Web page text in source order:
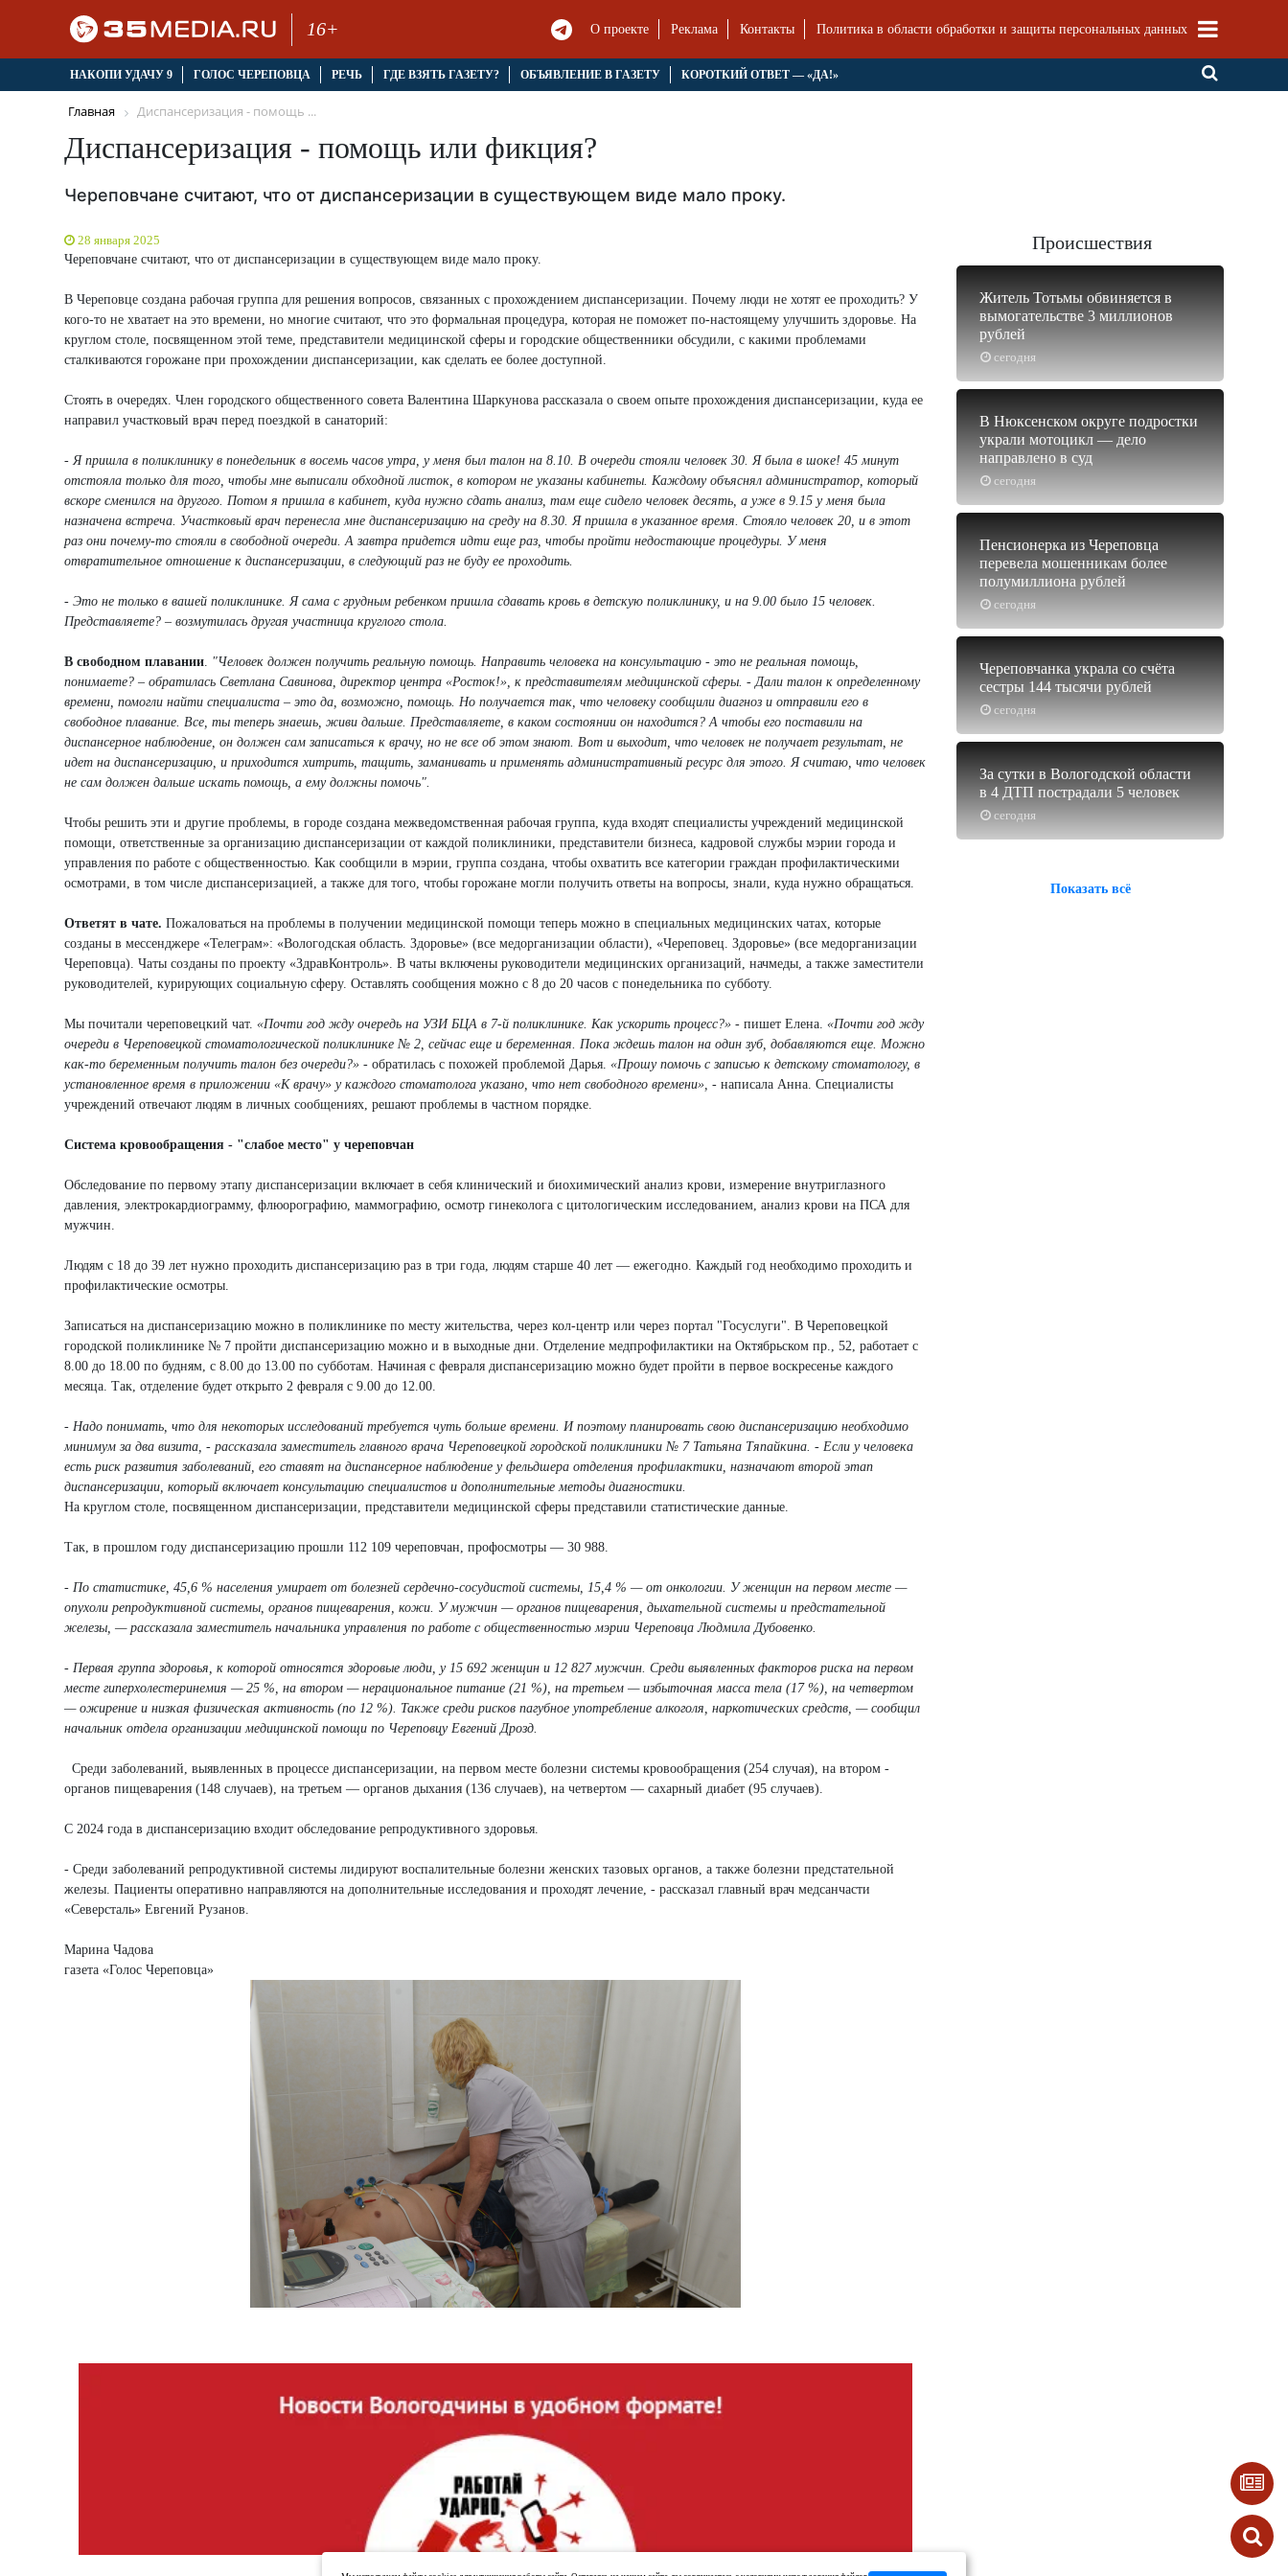
16+ О проекте Реклама Контакты Политика в области обработки и защиты персональных данных
НАКОПИ УДАЧУ 9 ГОЛОС ЧЕРЕПОВЦА РЕЧЬ ГДЕ ВЗЯТЬ ГАЗЕТУ? ОБЪЯВЛЕНИЕ В ГАЗЕТУ КОРОТКИЙ ОТВЕТ — «ДА!»
Главная Диспансеризация - помощь ...
Диспансеризация - помощь или фикция?
Череповчане считают, что от диспансеризации в существующем виде мало проку.
28 января 2025
Череповчане считают, что от диспансеризации в существующем виде мало проку.
В Череповце создана рабочая группа для решения вопросов, связанных с прохождением диспансеризации. Почему люди не хотят ее проходить? У
кого-то не хватает на это времени, но многие считают, что это формальная процедура, которая не поможет по-настоящему улучшить здоровье. На
круглом столе, посвященном этой теме, представители медицинской сферы и городские общественники обсудили, с какими проблемами
сталкиваются горожане при прохождении диспансеризации, как сделать ее более доступной.
Стоять в очередях. Член городского общественного совета Валентина Шаркунова рассказала о своем опыте прохождения диспансеризации, куда ее
направил участковый врач перед поездкой в санаторий:
- Я пришла в поликлинику в понедельник в восемь часов утра, у меня был талон на 8.10. В очереди стояли человек 30. Я была в шоке! 45 минут
отстояла только для того, чтобы мне выписали обходной листок, в котором не указаны кабинеты. Каждому объяснял администратор, который
вскоре сменился на другого. Потом я пришла в кабинет, куда нужно сдать анализ, там еще сидело человек десять, а уже в 9.15 у меня была
назначена встреча. Участковый врач перенесла мне диспансеризацию на среду на 8.30. Я пришла в указанное время. Стояло человек 20, и в этот
раз они почему-то стояли в свободной очереди. А завтра придется идти еще раз, чтобы пройти недостающие процедуры. У меня
отвратительное отношение к диспансеризации, в следующий раз не буду ее проходить.
- Это не только в вашей поликлинике. Я сама с грудным ребенком пришла сдавать кровь в детскую поликлинику, и на 9.00 было 15 человек.
Представляете? – возмутилась другая участница круглого стола.
В свободном плавании "Человек должен получить реальную помощь. Направить человека на консультацию - это не реальная помощь,
понимаете? – обратилась Светлана Савинова, директор центра «Росток!», к представителям медицинской сферы. - Дали талон к определенному
времени, помогли найти специалиста – это да, возможно, помощь. Но получается так, что человеку сообщили диагноз и отправили его в
свободное плавание. Все, ты теперь знаешь, живи дальше. Представляете, в каком состоянии он находится? А чтобы его поставили на
диспансерное наблюдение, он должен сам записаться к врачу, но не все об этом знают. Вот и выходит, что человек не получает результат, не
идет на диспансеризацию, и приходится хитрить, тащить, заманивать и применять административный ресурс для этого. Я считаю, что человек
не сам должен дальше искать помощь, а ему должны помочь".
Чтобы решить эти и другие проблемы, в городе создана межведомственная рабочая группа, куда входят специалисты учреждений медицинской
помощи, ответственные за организацию диспансеризации от каждой поликлиники, представители бизнеса, кадровой службы мэрии города и
управления по работе с общественностью. Как сообщили в мэрии, группа создана, чтобы охватить все категории граждан профилактическими
осмотрами, в том числе диспансеризацией, а также для того, чтобы горожане могли получить ответы на вопросы, знали, куда нужно обращаться.
Ответят в чате. Пожаловаться на проблемы в получении медицинской помощи теперь можно в специальных медицинских чатах, которые
созданы в мессенджере «Телеграм»: «Вологодская область. Здоровье» (все медорганизации области), «Череповец. Здоровье» (все медорганизации
Череповца). Чаты созданы по проекту «ЗдравКонтроль». В чаты включены руководители медицинских организаций, начмеды, а также заместители
руководителей, курирующих социальную сферу. Оставлять сообщения можно с 8 до 20 часов с понедельника по субботу.
Мы почитали череповецкий чат. «Почти год жду очередь на УЗИ БЦА в 7-й поликлинике. Как ускорить процесс?» - пишет Елена. «Почти год жду
очереди в Череповецкой стоматологической поликлинике № 2, сейчас еще и беременная. Пока ждешь талон на один зуб, добавляются еще. Можно
как-то беременным получить талон без очереди?» - обратилась с похожей проблемой Дарья. «Прошу помочь с записью к детскому стоматологу, в
установленное время в приложении «К врачу» у каждого стоматолога указано, что нет свободного времени», - написала Анна. Специалисты
учреждений отвечают людям в личных сообщениях, решают проблемы в частном порядке.
Система кровообращения - "слабое место" у череповчан
Обследование по первому этапу диспансеризации включает в себя клинический и биохимический анализ крови, измерение внутриглазного
давления, электрокардиограмму, флюорографию, маммографию, осмотр гинеколога с цитологическим исследованием, анализ крови на ПСА для
мужчин.
Людям с 18 до 39 лет нужно проходить диспансеризацию раз в три года, людям старше 40 лет — ежегодно. Каждый год необходимо проходить и
профилактические осмотры.
Записаться на диспансеризацию можно в поликлинике по месту жительства, через кол-центр или через портал "Госуслуги". В Череповецкой
городской поликлинике № 7 пройти диспансеризацию можно и в выходные дни. Отделение медпрофилактики на Октябрьском пр., 52, работает с
8.00 до 18.00 по будням, с 8.00 до 13.00 по субботам. Начиная с февраля диспансеризацию можно будет пройти в первое воскресенье каждого
месяца. Так, отделение будет открыто 2 февраля с 9.00 до 12.00.
- Надо понимать, что для некоторых исследований требуется чуть больше времени. И поэтому планировать свою диспансеризацию необходимо
минимум за два визита, - рассказала заместитель главного врача Череповецкой городской поликлиники № 7 Татьяна Тяпайкина. - Если у человека
есть риск развития заболеваний, его ставят на диспансерное наблюдение у фельдшера отделения профилактики, назначают второй этап
диспансеризации, который включает консультацию специалистов и дополнительные методы диагностики.
На круглом столе, посвященном диспансеризации, представители медицинской сферы представили статистические данные.
Так, в прошлом году диспансеризацию прошли 112 109 череповчан, профосмотры — 30 988.
- По статистике, 45,6 % населения умирает от болезней сердечно-сосудистой системы, 15,4 % — от онкологии. У женщин на первом месте —
опухоли репродуктивной системы, органов пищеварения, кожи. У мужчин — органов пищеварения, дыхательной системы и предстательной
железы, — рассказала заместитель начальника управления по работе с общественностью мэрии Череповца Людмила Дубовенко.
- Первая группа здоровья, к которой относятся здоровые люди, у 15 692 женщин и 12 827 мужчин. Среди выявленных факторов риска на первом
месте гиперхолестеринемия — 25 %, на втором — нерациональное питание (21 %), на третьем — избыточная масса тела (17 %), на четвертом
— ожирение и низкая физическая активность (по 12 %). Также среди рисков пагубное употребление алкоголя, наркотических средств, — сообщил
начальник отдела организации медицинской помощи по Череповцу Евгений Дрозд.
Среди заболеваний, выявленных в процессе диспансеризации, на первом месте болезни системы кровообращения (254 случая), на втором -
органов пищеварения (148 случаев), на третьем — органов дыхания (136 случаев), на четвертом — сахарный диабет (95 случаев).
С 2024 года в диспансеризацию входит обследование репродуктивного здоровья.
- Среди заболеваний репродуктивной системы лидируют воспалительные болезни женских тазовых органов, а также болезни предстательной
железы. Пациенты оперативно направляются на дополнительные исследования и проходят лечение, - рассказал главный врач медсанчасти
«Северсталь» Евгений Рузанов.
Марина Чадова
газета «Голос Череповца»
Происшествия
сегодня
Житель Тотьмы обвиняется в
вымогательстве 3 миллионов
рублей
сегодня
В Нюксенском округе подростки
украли мотоцикл — дело
направлено в суд
сегодня
Пенсионерка из Череповца
перевела мошенникам более
полумиллиона рублей
сегодня
Череповчанка украла со счёта
сестры 144 тысячи рублей
сегодня
За сутки в Вологодской области
в 4 ДТП пострадали 5 человек
Показать всё